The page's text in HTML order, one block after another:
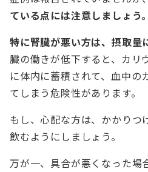
ている点には注意しましょう。
特に腎臓が悪い方は、摂取量
臓の働きが低下すると、カリ
に体内に蓄積されて、血中の
てしまう危険性があります。
もし、心配な方は、かかりつ
飲むようにしましょう。
万が一、具合が悪くなった場